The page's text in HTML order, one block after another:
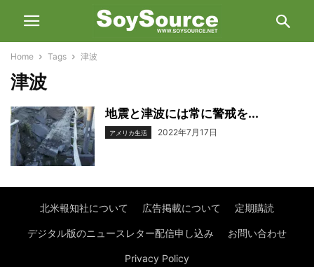
Home Tags 津波
津波
地震と津波には常に警戒を...
アメリカ生活 2022年7月17日
北米報知社について 広告掲載について 定期購読
デジタル版のニュースレター配信申し込み お問い合わせ
Privacy Policy